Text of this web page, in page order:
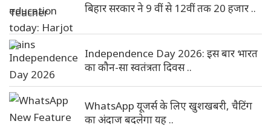
बिहार सरकार ने 9 वीं से 12वीं तक 20 हजार ..
Independence Day 2026: इस बार भारत
का कौन-सा स्वतंत्रता दिवस ..
WhatsApp यूजर्स के लिए खुशखबरी, चैटिंग
का अंदाज बदलेगा यह ..